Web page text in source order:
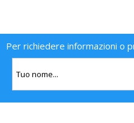
Per richiedere informazioni o